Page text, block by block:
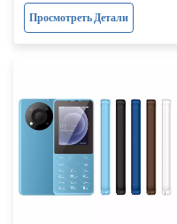
Phone with Camera
Просмотреть Детали